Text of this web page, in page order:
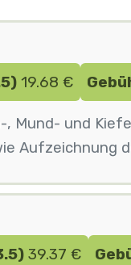
19.68 €
Mund- und
Aufzeichnung
39.37 €